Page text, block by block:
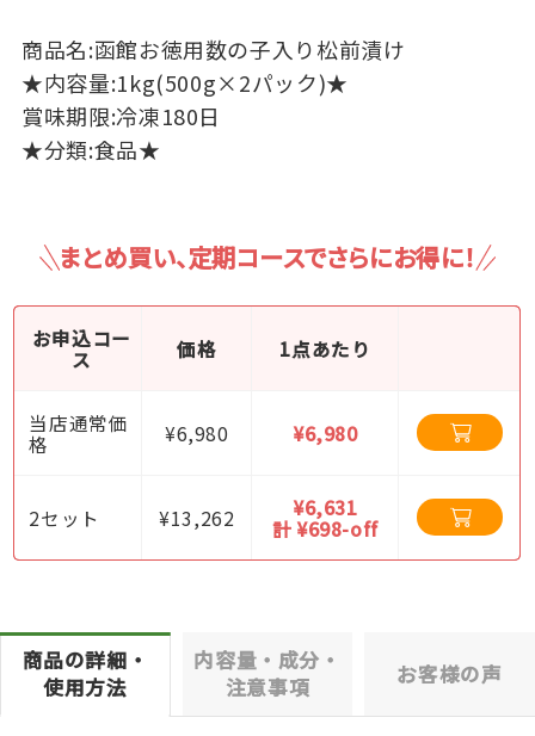
商品名:函館お徳用数の子入り松前漬け
★内容量:1kg(500g×2パック)★
賞味期限:冷凍180日
★分類:食品★
まとめ買い、定期コースでさらにお得に！
お申込コー
ス
価格 1点あたり
当店通常価
格
¥6,980 ¥6,980
2セット ¥13,262
¥6,631
計 ¥698-off
商品の詳細・
使用方法
内容量・成分・
注意事項
お客様の声